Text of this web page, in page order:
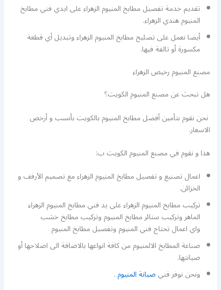
تقديم خدمة تفصيل مطابخ المنيوم الزهراء على ايدي فني مطابخ
المنيوم هندي الزهراء.
أيضا نعمل على تصليح مطابخ المنيوم الزهراء وتبديل أي قطعة
مكسورة أو تالفة فيها.
مصنع المنيوم رخيص الزهراء
هل تبحث عن مصنع المنيوم الكويت؟
نحن نقوم بتأمين أفضل مطابخ المنيوم بالكويت بأنسب و أرخص
الاسعار.
هذا و نقوم في مصنع المنيوم الكويت ب:
اعمال تصنيع و تفصيل مطابخ المنيوم الزهراء مع تصميم الأرفف و
الخزائن.
تركيب مطابخ المنيوم الزهراء على يد فني مطابخ المنيوم الزهراء
الماهر وتركيب ستائر مطابخ المنيوم وتركيب مطابخ خشب
واي اعمال تحتاج فني المنيوم وتفصيل مطابخ المنيوم
صناعة المطابخ الالمنيوم من كافة انواعها بالاضافة الى اصلاحها أو
صيانتها.
ونحن نوفر فنيصيانة المنيوم.